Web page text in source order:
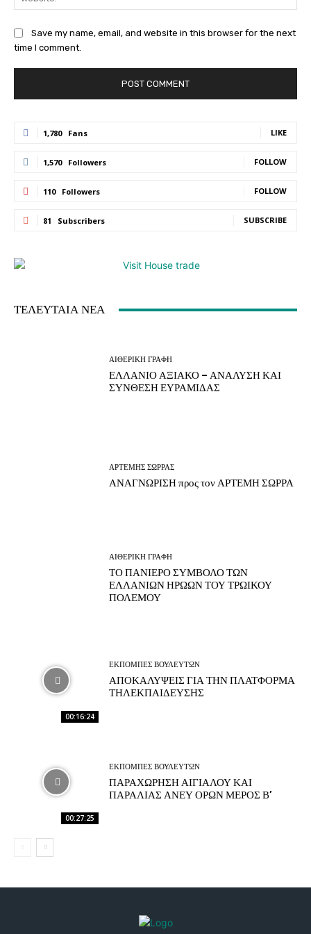
Save my name, email, and website in this browser for the next
time I comment.
1,780 Fans LIKE
1,570 Followers FOLLOW
110 Followers FOLLOW
81 Subscribers SUBSCRIBE
ΤΕΛΕΥΤΑΙΑ ΝΕΑ
ΑΙΘΕΡΙΚΗ ΓΡΑΦΗ
ΕΛΛΑΝΙΟ ΑΞΙΑΚΟ – ΑΝΑΛΥΣΗ ΚΑΙ
ΣΥΝΘΕΣΗ ΕΥΡΑΜΙΔΑΣ
ΑΡΤΕΜΗΣ ΣΩΡΡΑΣ
ΑΝΑΓΝΩΡΙΣΗ προς τον ΑΡΤΕΜΗ ΣΩΡΡΑ
ΑΙΘΕΡΙΚΗ ΓΡΑΦΗ
ΤΟ ΠΑΝΙΕΡΟ ΣΥΜΒΟΛΟ ΤΩΝ
ΕΛΛΑΝΙΩΝ ΗΡΩΩΝ ΤΟΥ ΤΡΩΙΚΟΥ
ΠΟΛΕΜΟΥ
00:16:24
ΕΚΠΟΜΠΕΣ ΒΟΥΛΕΥΤΩΝ
ΑΠΟΚΑΛΥΨΕΙΣ ΓΙΑ ΤΗΝ ΠΛΑΤΦΟΡΜΑ
ΤΗΛΕΚΠΑΙΔΕΥΣΗΣ
00:27:25
ΕΚΠΟΜΠΕΣ ΒΟΥΛΕΥΤΩΝ
ΠΑΡΑΧΩΡΗΣΗ ΑΙΓΙΑΛΟΥ ΚΑΙ
ΠΑΡΑΛΙΑΣ ΑΝΕΥ ΟΡΩΝ ΜΕΡΟΣ Β’